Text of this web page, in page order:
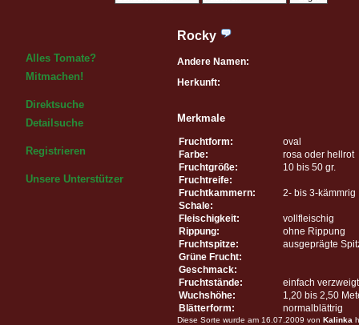
Alles Tomate?
Mitmachen!
Direktsuche
Detailsuche
Registrieren
Unsere Unterstützer
Rocky
Andere Namen:
Herkunft:
Merkmale
Fruchtform:
oval
Farbe:
rosa oder hellrot
Fruchtgröße:
10 bis 50 gr.
Fruchtreife:
Fruchtkammern:
2- bis 3-kämmrig
Schale:
Fleischigkeit:
vollfleischig
Rippung:
ohne Rippung
Fruchtspitze:
ausgeprägte
Grüne Frucht:
Geschmack:
Fruchtstände:
einfach verzweigt
Wuchshöhe:
1,20 bis 2,50
Blätterform:
normalblättrig
Diese Sorte wurde am 16.07.2009 von Kalinka